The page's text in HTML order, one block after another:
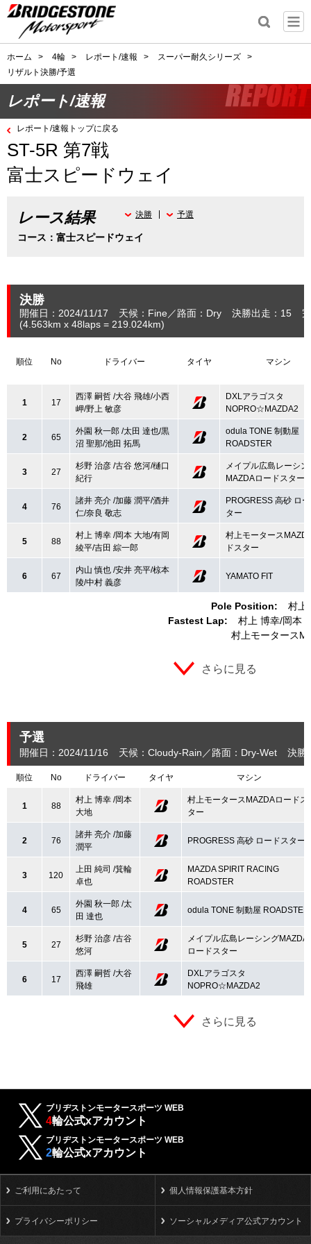
ホーム > 4輪 > レポート/速報 > スーパー耐久シリーズ
>
リザルト決勝/予選
レポート/速報
レポート/速報トップに戻る
ST-5R 第7戦
富士スピードウェイ
レース結果
コース：富士スピードウェイ
決勝 予選
決勝
開催日：2024/11/17 天候：Fine 路面：Dry 決勝出走：15
(4.563km x 48laps = 219.024km)
順位 No ドライバー タイヤ マシン
Pole Position:
村上
Fastest Lap:
村上 博幸 岡本
村上モータース
1 17
西澤 嗣哲 /大谷 飛雄/小西
岬/野上 敏彦
DXLアラゴスタ
NOPRO☆MAZDA2
2 65
外園 秋一郎 /太田 達也/黒
沼 聖那/池田 拓馬
odula TONE 制動屋
ROADSTER
3 27
杉野 治彦 /古谷 悠河/樋口
紀行
メイプル広島レーシン
MAZDAロードスター
4 76
諸井 亮介 /加藤 潤平/酒井
仁/奈良 敬志
PROGRESS 高砂 ロ
ター
5 88
村上 博幸 /岡本 大地/有岡
綾平/吉田 綜一郎
村上モータース
ドスター
6 67
内山 慎也 /安井 亮平/椋本
陵/中村 義彦
YAMATO FIT
さらに見る
予選
開催日：2024/11/16 天候：Cloudy-Rain 路面：Dry-Wet 決勝
順位 No ドライバー タイヤ マシン
1 88
村上 博幸 /岡本
大地
村上モータースMAZDAロードス
ター
2 76
諸井 亮介 /加藤
潤平
PROGRESS 高砂 ロードスター
3 120
上田 純司 /箕輪
卓也
MAZDA SPIRIT RACING
ROADSTER
4 65
外園 秋一郎 /太
田 達也
odula TONE 制動屋 ROADSTER
5 27
杉野 治彦 /古谷
悠河
メイプル広島レーシングMAZDA
ロードスター
6 17
西澤 嗣哲 /大谷
飛雄
DXLアラゴスタ
NOPRO☆MAZDA2
さらに見る
ブリヂストンモータースポーツ WEB
4輪公式xアカウント
ブリヂストンモータースポーツ WEB
2輪公式xアカウント
ご利用にあたって 個人情報保護基本方針
プライバシーポリシー ソーシャルメディア公式アカウント